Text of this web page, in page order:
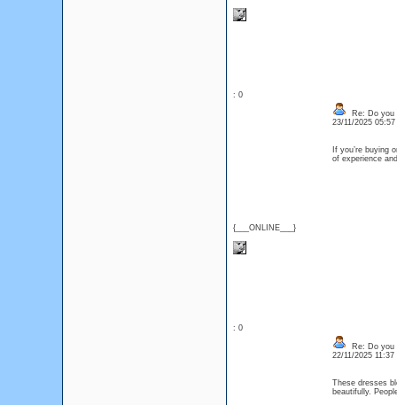
: 0
{___ONLINE___}
Re: Do you
23/11/2025
If you’re buying
of experience
: 0
Re: Do you
22/11/2025 11:37
These dresses
beautifully.